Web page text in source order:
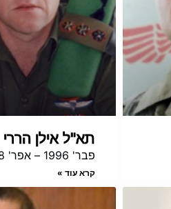
תא"ל אילן הררי
פבר' 1996 – אפר' 1998
קרא עוד »